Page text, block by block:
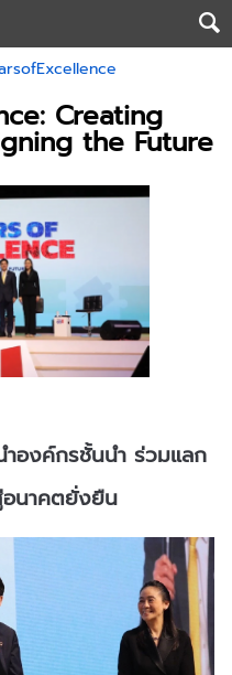
Creating
the Future
องค์กรชั้นนำ ร่วมแลก
นาคตยั่งยืน